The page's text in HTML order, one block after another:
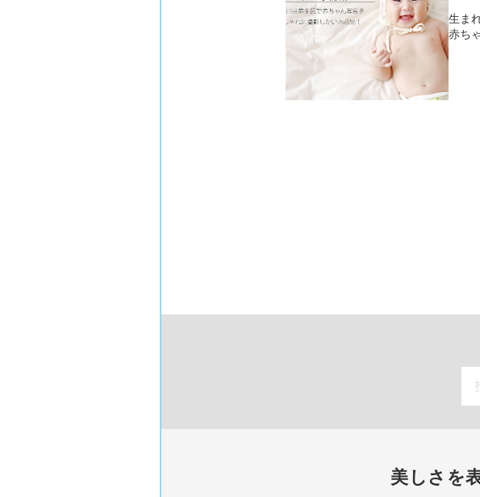
生ま
赤ち
美しさを